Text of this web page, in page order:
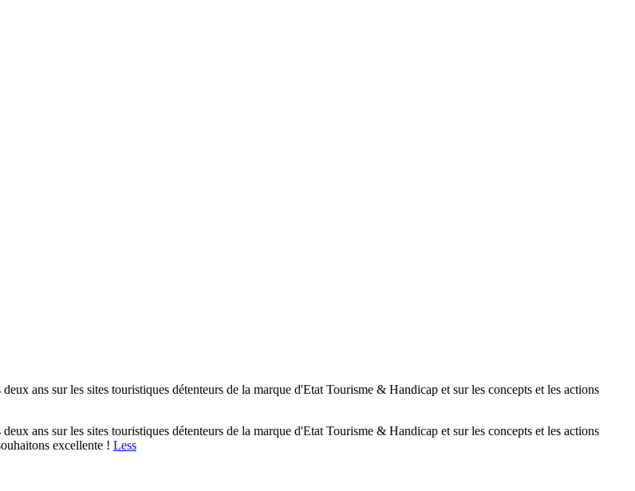
ans sur les sites touristiques détenteurs de la marque d'Etat Tourisme & Handicap et sur les concepts et les actions
ans sur les sites touristiques détenteurs de la marque d'Etat Tourisme & Handicap et sur les concepts et les actions
excellente ! Less